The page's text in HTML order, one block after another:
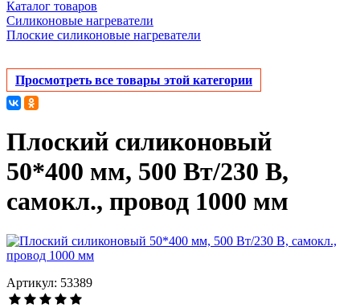
Каталог товаров
Силиконовые нагреватели
Плоские силиконовые нагреватели
Просмотреть все товары этой категории
Плоский силиконовый
50*400 мм, 500 Вт/230 В,
самокл., провод 1000 мм
Артикул: 53389